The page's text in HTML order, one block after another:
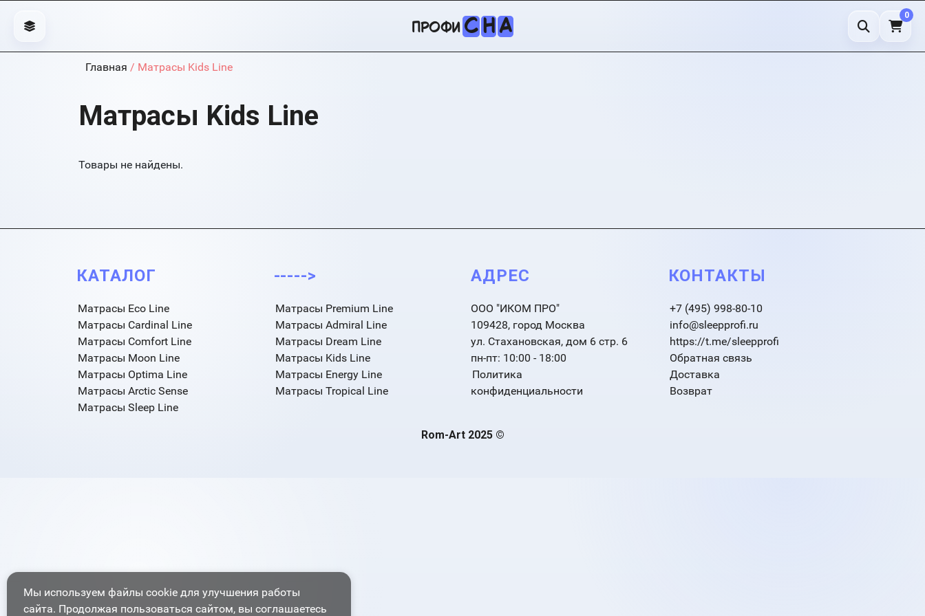
профи С НА
0
Главная / Матрасы Kids Line
Матрасы Kids Line
Товары не найдены.
КАТАЛОГ
Матрасы Eco Line
Матрасы Cardinal Line
Матрасы Comfort Line
Матрасы Moon Line
Матрасы Optima Line
Матрасы Arctic Sense
Матрасы Sleep Line
----->
Матрасы Premium Line
Матрасы Admiral Line
Матрасы Dream Line
Матрасы Kids Line
Матрасы Energy Line
Матрасы Tropical Line
АДРЕС
ООО "ИКОМ ПРО"
109428, город Москва
ул. Стахановская, дом 6 стр. 6
пн-пт: 10:00 - 18:00
Политика
конфиденциальности
КОНТАКТЫ
+7 (495) 998-80-10
info@sleepprofi.ru
https://t.me/sleepprofi
Обратная связь
Доставка
Возврат
Rom-Art 2025 ©
Мы используем файлы cookie для улучшения работы
сайта. Продолжая пользоваться сайтом, вы соглашаетесь